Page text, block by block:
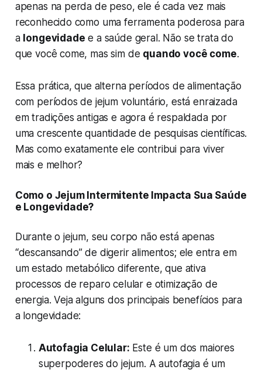
apenas na perda de peso, ele é cada vez mais
reconhecido como uma ferramenta poderosa para
a longevidade e a saúde geral. Não se trata do
que você come, mas sim de quando você come.
Essa prática, que alterna períodos de alimentação
com períodos de jejum voluntário, está enraizada
em tradições antigas e agora é respaldada por
uma crescente quantidade de pesquisas científicas.
Mas como exatamente ele contribui para viver
mais e melhor?
Como o Jejum Intermitente Impacta Sua Saúde
e Longevidade?
Durante o jejum, seu corpo não está apenas
“descansando” de digerir alimentos; ele entra em
um estado metabólico diferente, que ativa
processos de reparo celular e otimização de
energia. Veja alguns dos principais benefícios para
a longevidade:
Autofagia Celular: Este é um dos maiores
superpoderes do jejum. A autofagia é um